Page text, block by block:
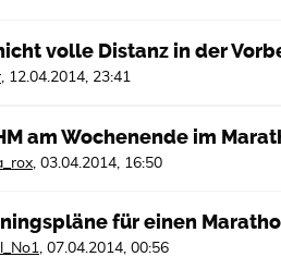
volle Distanz in der
12.04.2014, 23:41
am Wochenende im
03.04.2014, 16:50
für einen
07.04.2014, 00:56